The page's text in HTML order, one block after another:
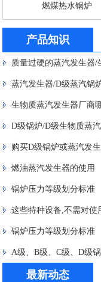
燃煤热水锅炉
产品知识
质量过硬的蒸汽发生器/
蒸汽发生器/D级蒸汽锅
生物质蒸汽发生器厂商
D级锅炉/D级生物质蒸
购买D级锅炉或蒸汽发
燃油蒸汽发生器的使用
锅炉压力等级划分标准
这些特种设备,不需对使
锅炉压力等级划分标准
A级、B级、C级、D级
最新动态